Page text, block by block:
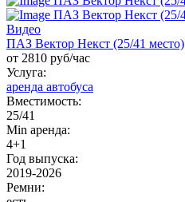
Видео
ПАЗ Вектор Некст (25/41 место)
от 2810 руб/час
Услуга:
аренда автобуса
Вместимость:
25/41
Min аренда:
4+1
Год выпуска:
2019-2026
Ремни: